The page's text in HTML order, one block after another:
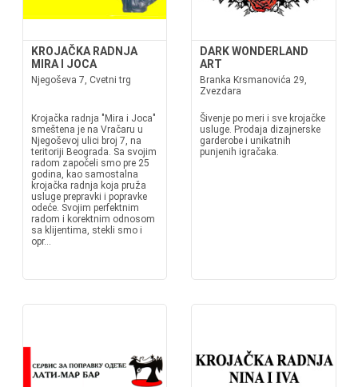
KROJAČKA RADNJA
MIRA I JOCA
Njegoševa 7, Cvetni trg
Krojačka radnja "Mira i Joca"
smeštena je na Vračaru u
Njegoševoj ulici broj 7, na
teritoriji Beograda. Sa svojim
radom započeli smo pre 25
godina, kao samostalna
krojačka radnja koja pruža
usluge prepravki i popravke
odeće. Svojim perfektnim
radom i korektnim odnosom
sa klijentima, stekli smo i
opr...
DARK WONDERLAND
ART
Branka Krsmanovića 29,
Zvezdara
Šivenje po meri i sve krojačke
usluge. Prodaja dizajnerske
garderobe i unikatnih
punjenih igračaka.